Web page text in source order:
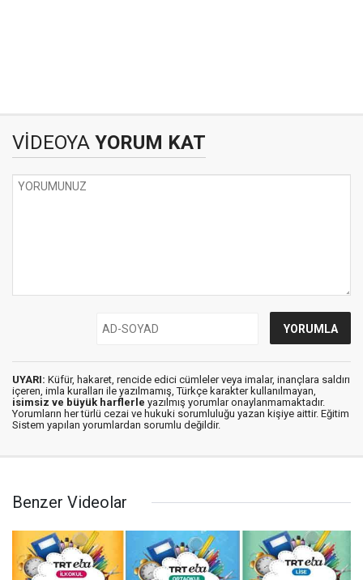
VİDEOYA YORUM KAT
UYARI: Küfür, hakaret, rencide edici cümleler veya imalar, inançlara saldırı
içeren, imla kuralları ile yazılmamış, Türkçe karakter kullanılmayan,
isimsiz ve büyük harflerle yazılmış yorumlar onaylanmamaktadır.
Yorumların her türlü cezai ve hukuki sorumluluğu yazan kişiye aittir. Eğitim
Sistem yapılan yorumlardan sorumlu değildir.
Benzer Videolar